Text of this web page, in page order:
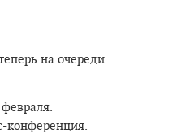
на очереди
февраля.
конференция.